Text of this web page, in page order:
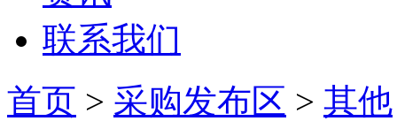
联系我们
首页 > 采购发布区 > 其他